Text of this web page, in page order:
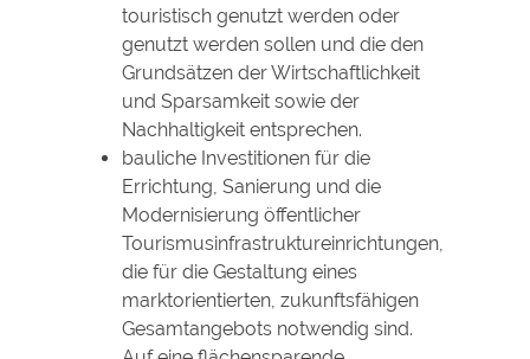
touristisch genutzt werden oder
genutzt werden sollen und die den
Grundsätzen der Wirtschaftlichkeit
und Sparsamkeit sowie der
Nachhaltigkeit entsprechen.
bauliche Investitionen für die
Errichtung, Sanierung und die
Modernisierung öffentlicher
Tourismusinfrastruktureinrichtungen,
die für die Gestaltung eines
marktorientierten, zukunftsfähigen
Gesamtangebots notwendig sind.